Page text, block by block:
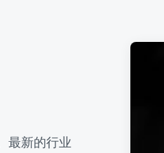
最新的行业